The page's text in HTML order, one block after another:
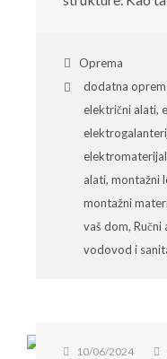
Oprema
dodatna
električni alati,
alati, montažni
montažni
vaš dom, Ručni
vodovod i
10/06/2024